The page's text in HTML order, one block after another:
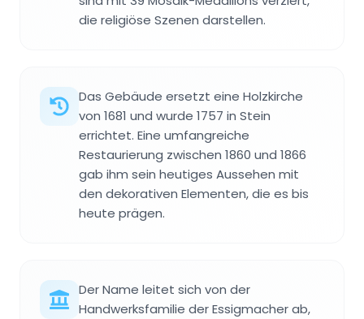
die religiöse Szenen darstellen.
Das Gebäude ersetzt eine Holzkirche
von 1681 und wurde 1757 in Stein
errichtet. Eine umfangreiche
Restaurierung zwischen 1860 und 1866
gab ihm sein heutiges Aussehen mit
den dekorativen Elementen, die es bis
heute prägen.
Der Name leitet sich von der
Handwerksfamilie der Essigmacher ab,